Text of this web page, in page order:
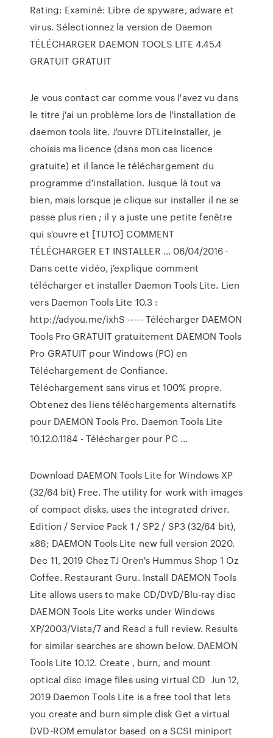
Rating: Examiné: Libre de spyware, adware et
virus. Sélectionnez la version de Daemon
TÉLÉCHARGER DAEMON TOOLS LITE 4.45.4
GRATUIT GRATUIT
Je vous contact car comme vous l'avez vu dans
le titre j'ai un problème lors de l'installation de
daemon tools lite. J'ouvre DTLiteInstaller, je
choisis ma licence (dans mon cas licence
gratuite) et il lance le téléchargement du
programme d'installation. Jusque là tout va
bien, mais lorsque je clique sur installer il ne se
passe plus rien ; il y a juste une petite fenêtre
qui s'ouvre et [TUTO] COMMENT
TÉLÉCHARGER ET INSTALLER … 06/04/2016 ·
Dans cette vidéo, j'explique comment
télécharger et installer Daemon Tools Lite. Lien
vers Daemon Tools Lite 10.3 :
http://adyou.me/ixhS ----- Télécharger DAEMON
Tools Pro GRATUIT gratuitement DAEMON Tools
Pro GRATUIT pour Windows (PC) en
Téléchargement de Confiance.
Téléchargement sans virus et 100% propre.
Obtenez des liens téléchargements alternatifs
pour DAEMON Tools Pro. Daemon Tools Lite
10.12.0.1184 - Télécharger pour PC ...
Download DAEMON Tools Lite for Windows XP
(32/64 bit) Free. The utility for work with images
of compact disks, uses the integrated driver.
Edition / Service Pack 1 / SP2 / SP3 (32/64 bit),
x86; DAEMON Tools Lite new full version 2020.
Dec 11, 2019 Chez TJ Oren's Hummus Shop 1 Oz
Coffee. Restaurant Guru. Install DAEMON Tools
Lite allows users to make CD/DVD/Blu-ray disc
DAEMON Tools Lite works under Windows
XP/2003/Vista/7 and Read a full review. Results
for similar searches are shown below. DAEMON
Tools Lite 10.12. Create , burn, and mount
optical disc image files using virtual CD Jun 12,
2019 Daemon Tools Lite is a free tool that lets
you create and burn simple disk Get a virtual
DVD-ROM emulator based on a SCSI miniport